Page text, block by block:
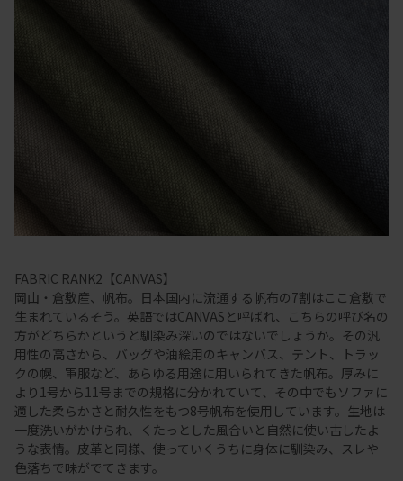
FABRIC RANK2【CANVAS】
岡山・倉敷産、帆布。日本国内に流通する帆布の7割はここ倉敷で
生まれているそう。英語ではCANVASと呼ばれ、こちらの呼び名の
方がどちらかというと馴染み深いのではないでしょうか。その汎
用性の高さから、バッグや油絵用のキャンバス、テント、トラッ
クの幌、軍服など、あらゆる用途に用いられてきた帆布。厚みに
より1号から11号までの規格に分かれていて、その中でもソファに
適した柔らかさと耐久性をもつ8号帆布を使用しています。生地は
一度洗いがかけられ、くたっとした風合いと自然に使い古したよ
うな表情。皮革と同様、使っていくうちに身体に馴染み、スレや
色落ちで味がでてきます。